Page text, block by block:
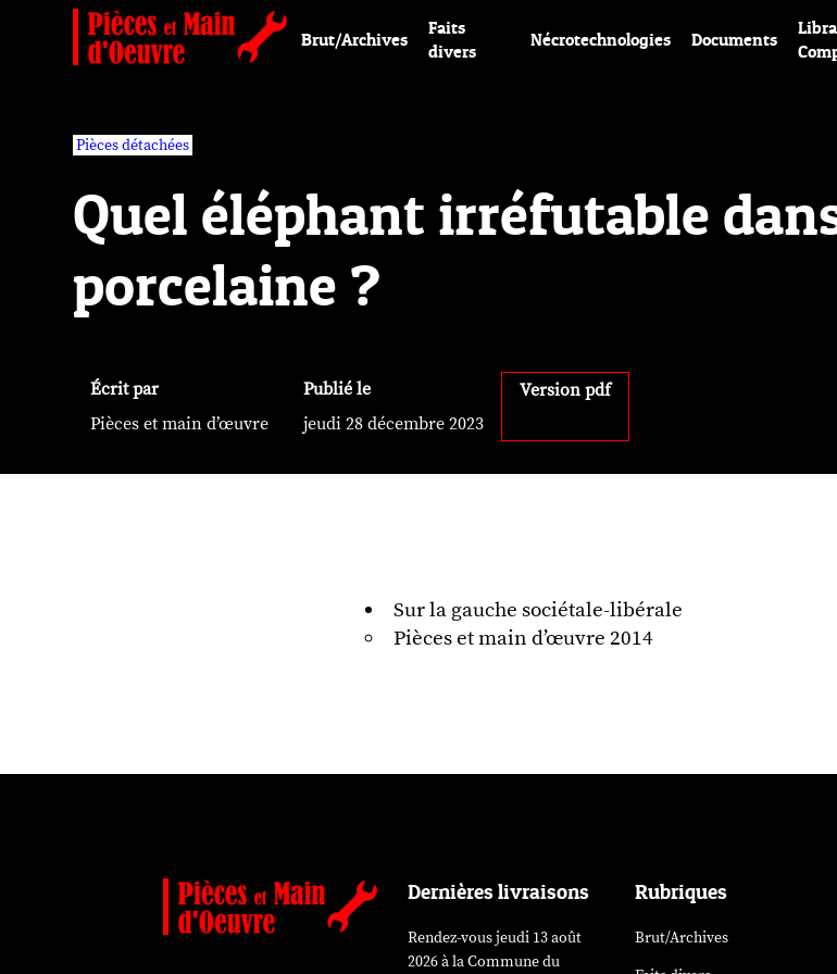
Brut/Archives
Faits
divers
Nécrotechnologies Documents
Pièces détachées
Quel éléphant irréfutable
porcelaine ?
Écrit par
Pièces et main d’œuvre
Publié le
jeudi 28 décembre 2023
Version pdf
Sur la gauche sociétale-libérale
Pièces et main d’œuvre 2014
Dernières livraisons
Rendez-vous jeudi 13 août
2026 à la Commune du
Rubriques
Brut/Archives